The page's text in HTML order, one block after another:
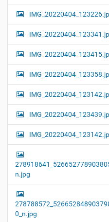
e
…
n.jpg
0_n.jpg